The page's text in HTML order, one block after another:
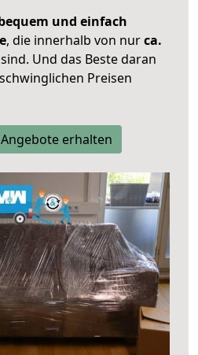
und einfach
, die innerhalb von nurca.
Und das Beste daran
Preisen
erhalten